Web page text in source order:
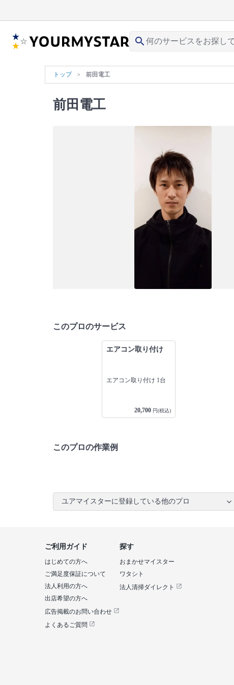
search
トップ 前田電工
前田電工
このプロのサービス
エアコン取り付け
エアコン取り付け 1台
20,700 円(税込)
このプロの作業例
ユアマイスターに登録している他のプロ
探す
おまかせマイスター
ワタシト
法人清掃ダイレクト
ご利用ガイド
はじめての方へ
ご満足度保証について
法人利用の方へ
出店希望の方へ
広告掲載のお問い合わせ
よくあるご質問